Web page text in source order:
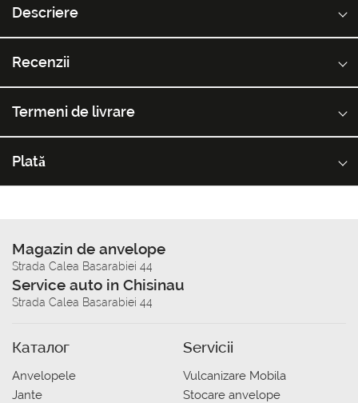
Descriere
Recenzii
Termeni de livrare
Plată
Magazin de anvelope
Strada Calea Basarabiei 44
Service auto in Chisinau
Strada Calea Basarabiei 44
Каталог
Anvelopele
Jante
Servicii
Vulcanizare Mobila
Stocare anvelope